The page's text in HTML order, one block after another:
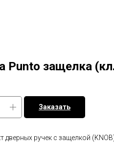
Punto защелка
Заказать
дверных ручек с защелкой